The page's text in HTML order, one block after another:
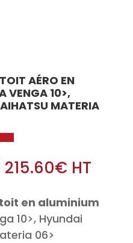
AÉRO EN
VENGA 10>,
MATERIA
215.60€HT
en aluminium
10>, Hyundai
06>